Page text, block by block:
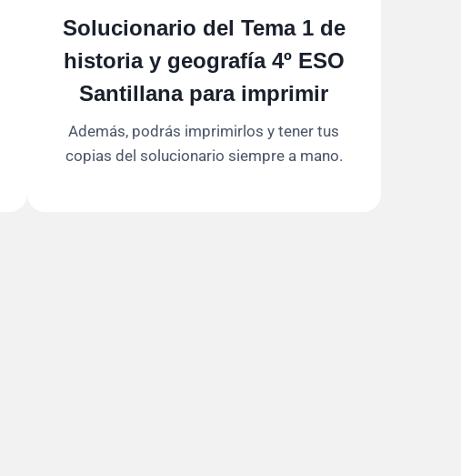
Solucionario del Tema 1 de
historia y geografía 4º ESO
Santillana para imprimir
Además, podrás imprimirlos y tener tus
copias del solucionario siempre a mano.